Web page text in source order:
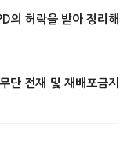
의 허락을 받아 정리해
단 전재 및 재배포금지